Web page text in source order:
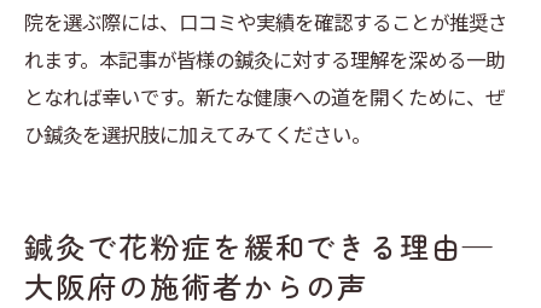
院を選ぶ際には、口コミや実績を確認することが推奨さ
れます。本記事が皆様の鍼灸に対する理解を深める一助
となれば幸いです。新たな健康への道を開くために、ぜ
ひ鍼灸を選択肢に加えてみてください。
鍼灸で花粉症を緩和できる理由—
大阪府の施術者からの声